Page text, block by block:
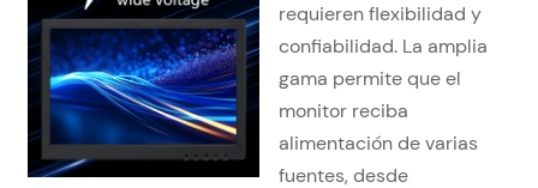
requieren flexibilidad y
confiabilidad. La amplia
gama permite que el
monitor reciba
alimentación de varias
fuentes, desde